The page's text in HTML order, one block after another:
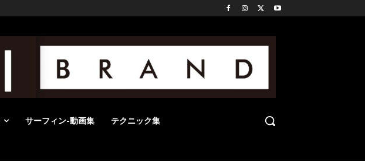
サーフィン-動画集 テクニック集